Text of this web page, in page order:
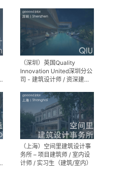
（深圳）英国Quality
Innovation United深圳分公
司 - 建筑设计师 / 资深建筑
实习生
（上海）空间里建筑设计事
务所 – 项目建筑师 / 室内设
计师 / 实习生（建筑/室内）